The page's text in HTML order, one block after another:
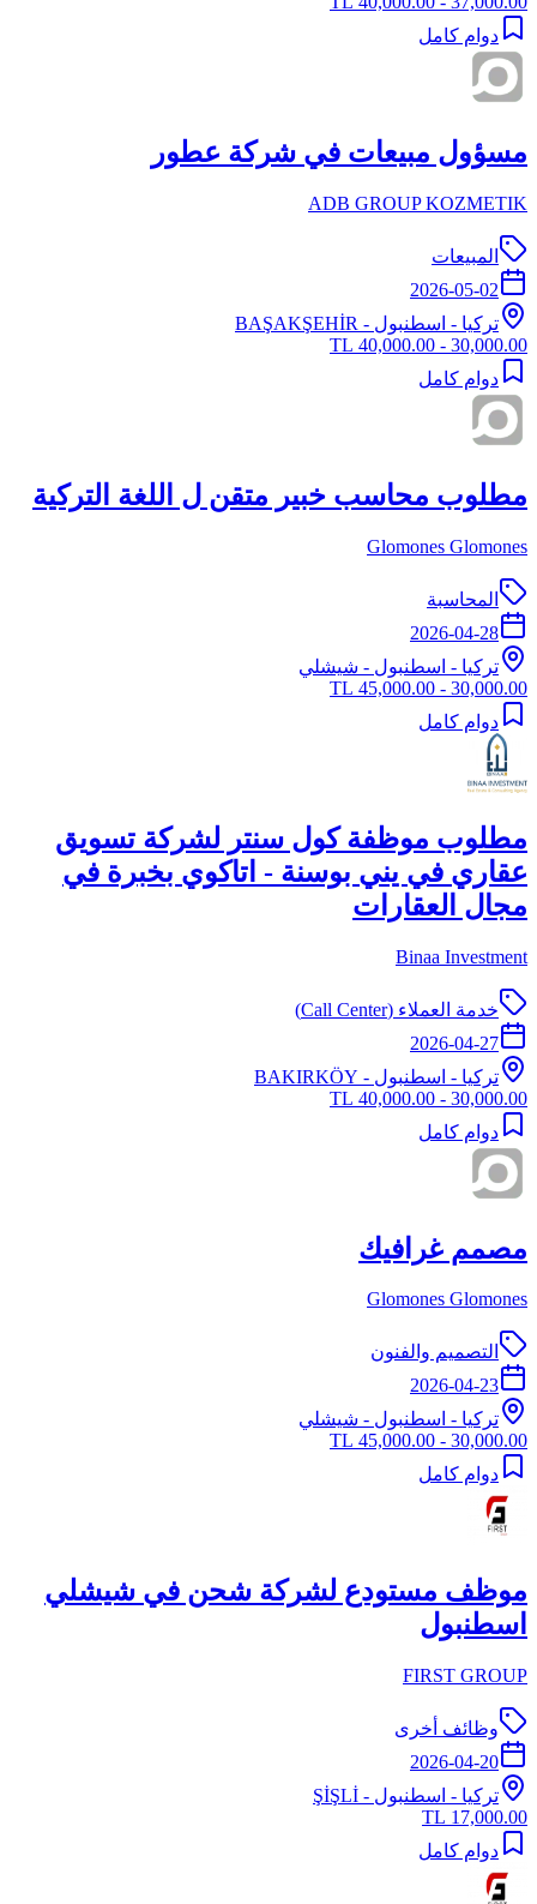
دوام كامل
مسؤول مبيعات في شركة عطور
ADB GROUP KOZMETIK
المبيعات
2026-05-02
تركيا - اسطنبول - BAŞAKŞEHİR
30,000.00 - 40,000.00 TL
دوام كامل
مطلوب محاسب خبير متقن ل اللغة التركية
Glomones Glomones
المحاسبة
2026-04-28
تركيا - اسطنبول - شيشلي
30,000.00 - 45,000.00 TL
دوام كامل
مطلوب موظفة كول سنتر لشركة تسويق
عقاري في يني بوسنة - اتاكوي بخبرة في
مجال العقارات
Binaa Investment
خدمة العملاء (Call Center)
2026-04-27
تركيا - اسطنبول - BAKIRKÖY
30,000.00 - 40,000.00 TL
دوام كامل
مصمم غرافيك
Glomones Glomones
التصميم والفنون
2026-04-23
تركيا - اسطنبول - شيشلي
30,000.00 - 45,000.00 TL
دوام كامل
موظف مستودع لشركة شحن في شيشلي
اسطنبول
FIRST GROUP
وظائف أخرى
2026-04-20
تركيا - اسطنبول - ŞİŞLİ
17,000.00 TL
دوام كامل